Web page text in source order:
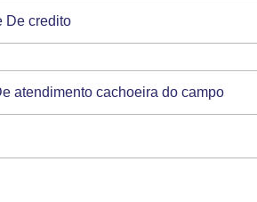
De credito
atendimento cachoeira do campo